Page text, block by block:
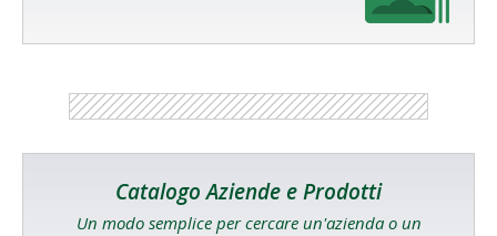
Catalogo Aziende e Prodotti
Un modo semplice per cercare un'azienda o un